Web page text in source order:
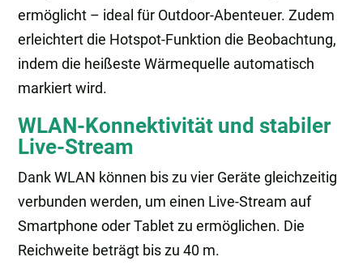
ermöglicht – ideal für Outdoor-Abenteuer. Zudem
erleichtert die Hotspot-Funktion die Beobachtung,
indem die heißeste Wärmequelle automatisch
markiert wird.
WLAN-Konnektivität und stabiler
Live-Stream
Dank WLAN können bis zu vier Geräte gleichzeitig
verbunden werden, um einen Live-Stream auf
Smartphone oder Tablet zu ermöglichen. Die
Reichweite beträgt bis zu 40 m.